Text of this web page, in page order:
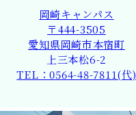
岡崎キャンパス
〒444-3505
愛知県岡崎市本宿町
上三本松6-2
TEL：0564-48-7811(代)